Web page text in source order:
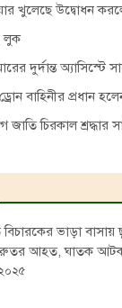
খুলেছে উদ্বোধন করলেন
লুক
দুর্দান্ত অ্যাসিস্টে
বাহিনীর প্রধান
চিরকাল শ্রদ্ধার
ভাড়া বাসায়
গুরুতর আহত, ঘাতক